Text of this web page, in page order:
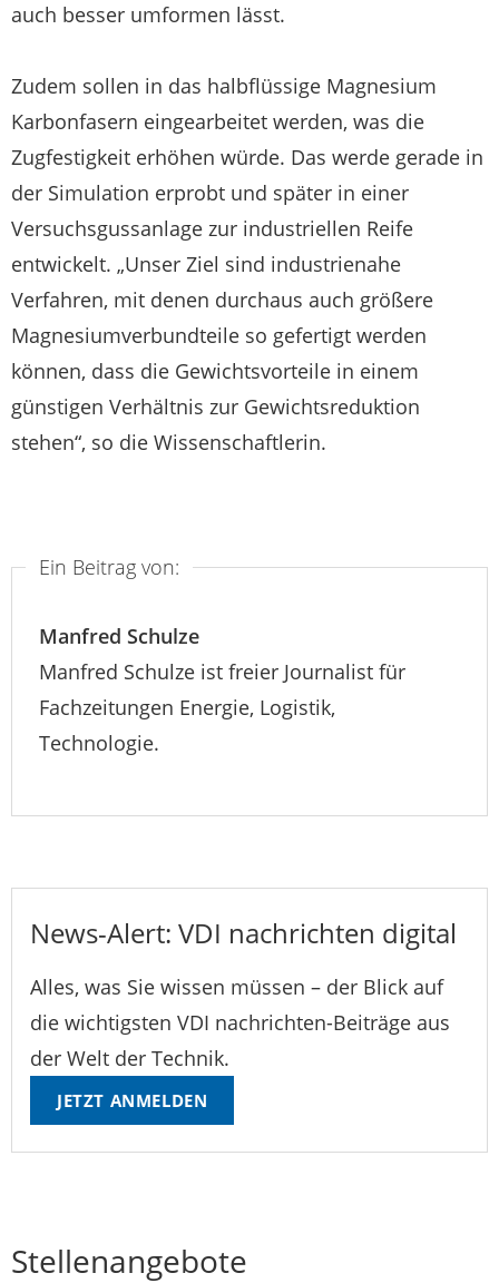
auch besser umformen lässt.
Zudem sollen in das halbflüssige Magnesium
Karbonfasern eingearbeitet werden, was die
Zugfestigkeit erhöhen würde. Das werde gerade in
der Simulation erprobt und später in einer
Versuchsgussanlage zur industriellen Reife
entwickelt. „Unser Ziel sind industrienahe
Verfahren, mit denen durchaus auch größere
Magnesiumverbundteile so gefertigt werden
können, dass die Gewichtsvorteile in einem
günstigen Verhältnis zur Gewichtsreduktion
stehen“, so die Wissenschaftlerin.
Ein Beitrag von:
Manfred Schulze
Manfred Schulze ist freier Journalist für
Fachzeitungen Energie, Logistik,
Technologie.
News-Alert: VDI nachrichten digital
Alles, was Sie wissen müssen – der Blick auf
die wichtigsten VDI nachrichten-Beiträge aus
der Welt der Technik.
JETZT ANMELDEN
Stellenangebote